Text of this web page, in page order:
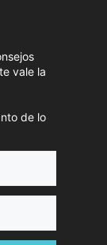
vale la
de lo